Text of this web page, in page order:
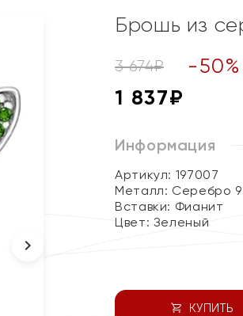
Брошь из
3 674₽ -50%
1 837₽
Информация
Артикул: 197007
Металл: Серебро
Вставки: Фианит
Цвет: Зеленый
КУПИТЬ